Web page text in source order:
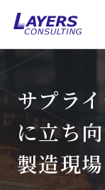
サプラ
に立ち
製造現